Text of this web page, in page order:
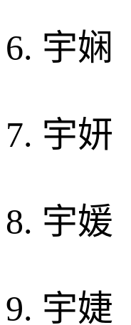
6. 宇娴
7. 宇妍
8. 宇媛
9. 宇婕